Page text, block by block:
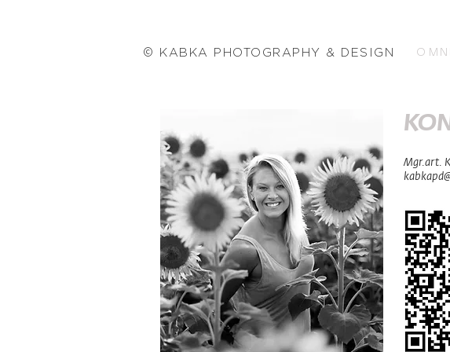
© KABKA PHOTOGRAPHY & DESIGN O
Mgr.art.